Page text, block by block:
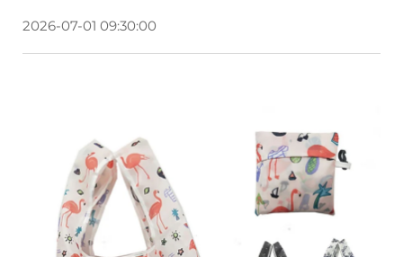
2026-07-01 09:30:00